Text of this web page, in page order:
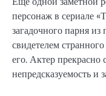
персонаж в сериале
загадочного парня
свидетелем
его. Актер прекрасно
непредсказуемость и